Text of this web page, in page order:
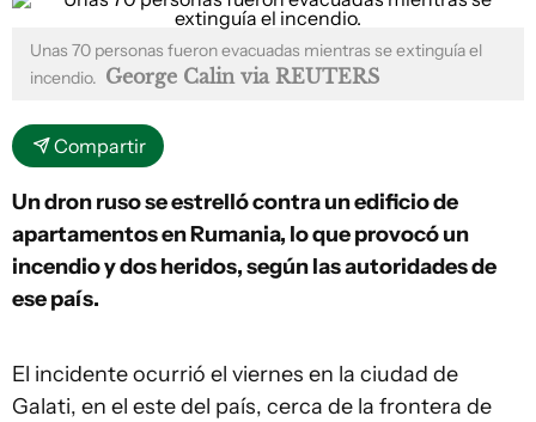
Unas 70 personas fueron evacuadas mientras se extinguía el
incendio. George Calin via REUTERS
Compartir
Un dron ruso se estrelló contra un edificio de
apartamentos en Rumania, lo que provocó un
incendio y dos heridos, según las autoridades de
ese país.
El incidente ocurrió el viernes en la ciudad de
Galati, en el este del país, cerca de la frontera de